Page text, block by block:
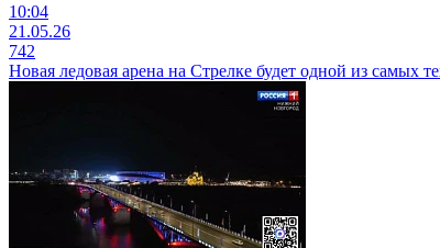
10:04
21.05.26
742
Новая ледовая арена на Стрелке будет одной из самых